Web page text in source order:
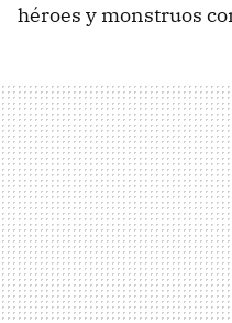
héroes y monstruos